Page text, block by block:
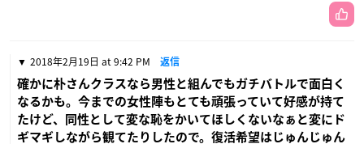
2018年2月19日 at 9:42 PM 返信
確かに朴さんクラスなら男性と組んでもガチバトルで面白く
なるかも。今までの女性陣もとても頑張っていて好感が持て
たけど、同性として変な恥をかいてほしくないなぁと変にド
ギマギしながら観てたりしたので。復活希望はじゅんじゅん